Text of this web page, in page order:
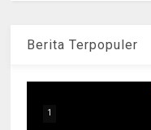
Berita Terpopuler
1